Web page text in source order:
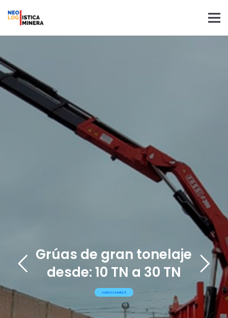
CONOZCA MÁS
Grúas de gran tonelaje
desde: 10 TN a 30 TN